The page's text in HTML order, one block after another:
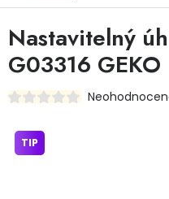
Stavba a dům
Nastavitelný
G03316 GEKO
TIP